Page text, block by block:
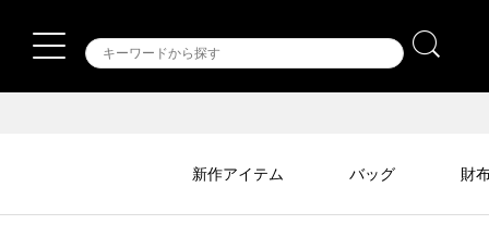
新作アイテム バッグ 財